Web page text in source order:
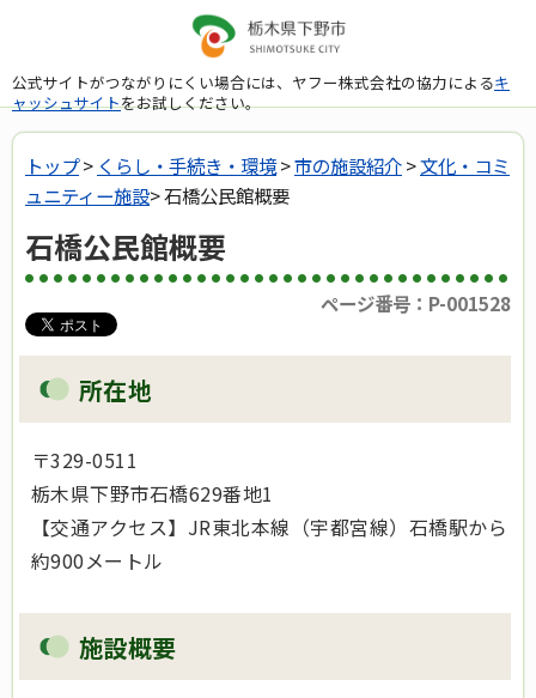
公式サイトがつながりにくい場合には、ヤフー株式会社の協力によるキ
ャッシュサイトをお試しください。
トップ> くらし・手続き・環境>市の施設紹介>文化・コミ
ュニティー施設> 石橋公民館概要
石橋公民館概要
ページ番号：P-001528
所在地
〒329-0511
栃木県下野市石橋629番地1
【交通アクセス】JR東北本線（宇都宮線）石橋駅から
約900メートル
施設概要